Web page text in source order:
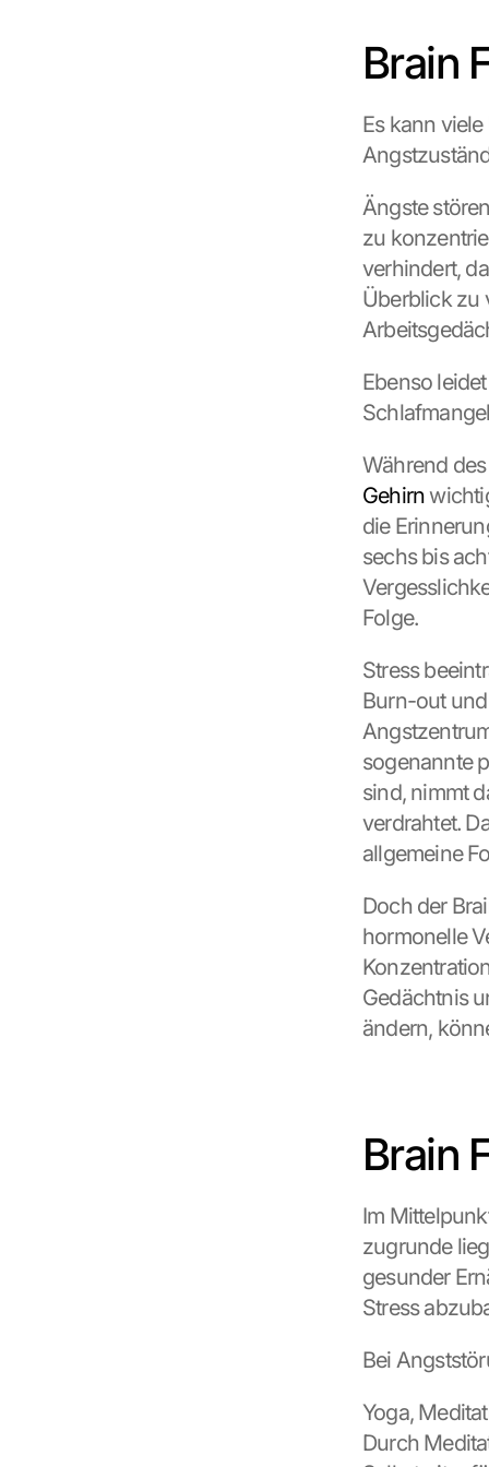
Brain
Es kann
Ängste
zu
verhindert,
Überblick zu
Ebenso
Gehirn
die
sechs bis
Folge.
Stress
Burn-out
sogenannte
sind, nimmt
verdrahtet.
allgemeine
Doch der
hormonelle
Gedächtnis
ändern,
Brain
Im
zugrunde
gesunder
Stress
Bei
Yoga,
Durch
s
r
t
e
t
o
n
c
r
e
,
y
o
a
e
t
o
t
h
e
l
o
d
i
n
g
o
f
t
o
g
e
M
p
s
D
a
t
a
w